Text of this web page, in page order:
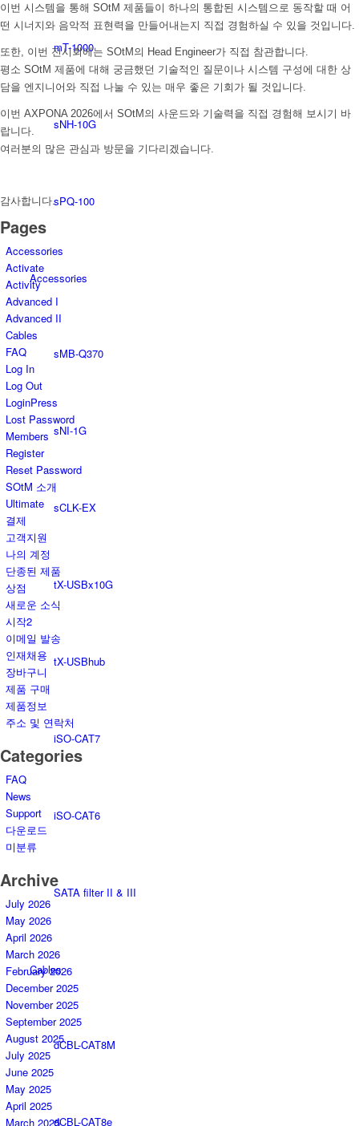
mT-1000
sNH-10G
sPQ-100
Accessories
sMB-Q370
sNI-1G
sCLK-EX
tX-USBx10G
tX-USBhub
iSO-CAT7
iSO-CAT6
SATA filter II & III
Cables
dCBL-CAT8M
dCBL-CAT8e
이번 시스템을 통해 SOtM 제품들이 하나의 통합된 시스템으로 동작할 때 어
떤 시너지와 음악적 표현력을 만들어내는지 직접 경험하실 수 있을 것입니다.
또한, 이번 전시회에는 SOtM의 Head Engineer가 직접 참관합니다.
평소 SOtM 제품에 대해 궁금했던 기술적인 질문이나 시스템 구성에 대한 상
담을 엔지니어와 직접 나눌 수 있는 매우 좋은 기회가 될 것입니다.
이번 AXPONA 2026에서 SOtM의 사운드와 기술력을 직접 경험해 보시기 바
랍니다.
여러분의 많은 관심과 방문을 기다리겠습니다.
감사합니다.
Pages
Accessories
Activate
Activity
Advanced I
Advanced II
Cables
FAQ
Log In
Log Out
LoginPress
Lost Password
Members
Register
Reset Password
SOtM 소개
Ultimate
결제
고객지원
나의 계정
단종된 제품
상점
새로운 소식
시작2
이메일 발송
인재채용
장바구니
제품 구매
제품정보
주소 및 연락처
Categories
FAQ
News
Support
다운로드
미분류
Archive
July 2026
May 2026
April 2026
March 2026
February 2026
December 2025
November 2025
September 2025
August 2025
July 2025
June 2025
May 2025
April 2025
March 2025